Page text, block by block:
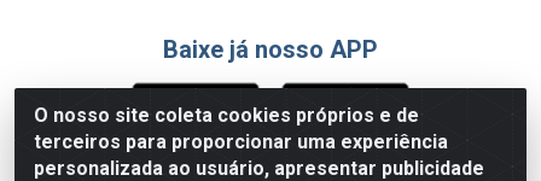
O nosso site coleta cookies próprios e de
terceiros para proporcionar uma experiência
personalizada ao usuário, apresentar publicidade
Baixe já nosso APP
Formas de Pagamento